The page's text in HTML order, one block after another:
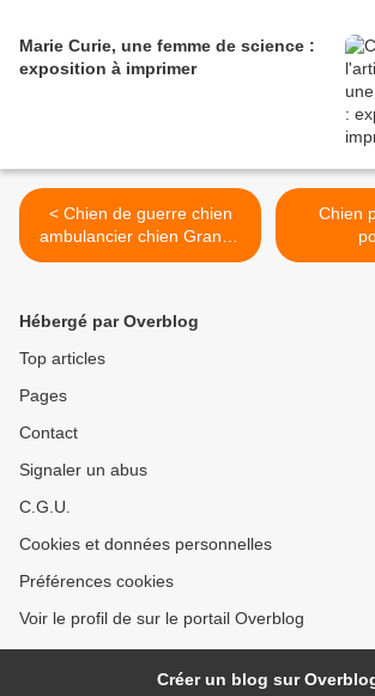
Marie Curie, une femme de science :
exposition à imprimer
< Chien de guerre chien
ambulancier chien Grande
guerre chien 14 18
Chien
Hébergé par Overblog
Top articles
Pages
Contact
Signaler un abus
C.G.U.
Cookies et données personnelles
Préférences cookies
Voir le profil de sur le portail Overblog
Créer un blog sur